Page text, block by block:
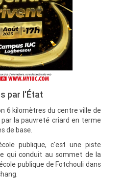
par l'État
6 kilomètres du centre ville de
la pauvreté criard en terme
de base.
publique, c'est une piste
qui conduit au sommet de la
publique de Fotchouli dans